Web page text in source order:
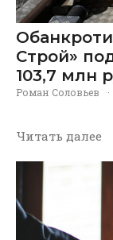
Строй»
103,7 млн
Роман Соловьев ·
Читать далее